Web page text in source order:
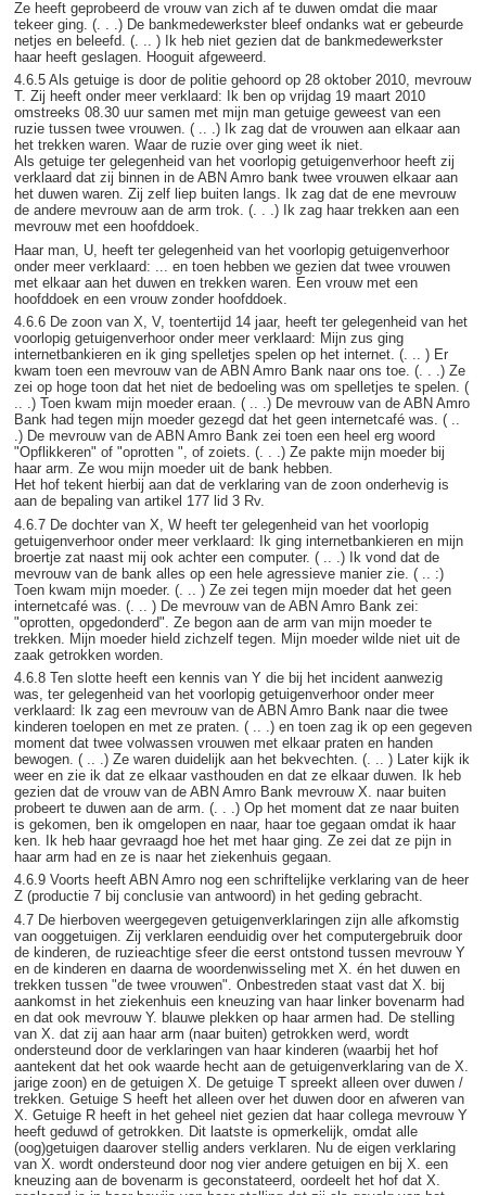
Ze heeft geprobeerd de vrouw van zich af te duwen omdat die maar
tekeer ging. (. . .) De bankmedewerkster bleef ondanks wat er gebeurde
netjes en beleefd. (. .. ) Ik heb niet gezien dat de bankmedewerkster
haar heeft geslagen. Hooguit afgeweerd.
4.6.5 Als getuige is door de politie gehoord op 28 oktober 2010, mevrouw
T. Zij heeft onder meer verklaard: Ik ben op vrijdag 19 maart 2010
omstreeks 08.30 uur samen met mijn man getuige geweest van een
ruzie tussen twee vrouwen. ( .. .) Ik zag dat de vrouwen aan elkaar aan
het trekken waren. Waar de ruzie over ging weet ik niet.
Als getuige ter gelegenheid van het voorlopig getuigenverhoor heeft zij
verklaard dat zij binnen in de ABN Amro bank twee vrouwen elkaar aan
het duwen waren. Zij zelf liep buiten langs. Ik zag dat de ene mevrouw
de andere mevrouw aan de arm trok. (. . .) Ik zag haar trekken aan een
mevrouw met een hoofddoek.
Haar man, U, heeft ter gelegenheid van het voorlopig getuigenverhoor
onder meer verklaard: ... en toen hebben we gezien dat twee vrouwen
met elkaar aan het duwen en trekken waren. Een vrouw met een
hoofddoek en een vrouw zonder hoofddoek.
4.6.6 De zoon van X, V, toentertijd 14 jaar, heeft ter gelegenheid van het
voorlopig getuigenverhoor onder meer verklaard: Mijn zus ging
internetbankieren en ik ging spelletjes spelen op het internet. (. .. ) Er
kwam toen een mevrouw van de ABN Amro Bank naar ons toe. (. . .) Ze
zei op hoge toon dat het niet de bedoeling was om spelletjes te spelen. (
.. .) Toen kwam mijn moeder eraan. ( .. .) De mevrouw van de ABN Amro
Bank had tegen mijn moeder gezegd dat het geen internetcafé was. ( ..
.) De mevrouw van de ABN Amro Bank zei toen een heel erg woord
"Opflikkeren" of "oprotten ", of zoiets. (. . .) Ze pakte mijn moeder bij
haar arm. Ze wou mijn moeder uit de bank hebben.
Het hof tekent hierbij aan dat de verklaring van de zoon onderhevig is
aan de bepaling van artikel 177 lid 3 Rv.
4.6.7 De dochter van X, W heeft ter gelegenheid van het voorlopig
getuigenverhoor onder meer verklaard: Ik ging internetbankieren en mijn
broertje zat naast mij ook achter een computer. ( .. .) Ik vond dat de
mevrouw van de bank alles op een hele agressieve manier zie. ( .. :)
Toen kwam mijn moeder. (. .. ) Ze zei tegen mijn moeder dat het geen
internetcafé was. (. .. ) De mevrouw van de ABN Amro Bank zei:
"oprotten, opgedonderd". Ze begon aan de arm van mijn moeder te
trekken. Mijn moeder hield zichzelf tegen. Mijn moeder wilde niet uit de
zaak getrokken worden.
4.6.8 Ten slotte heeft een kennis van Y die bij het incident aanwezig
was, ter gelegenheid van het voorlopig getuigenverhoor onder meer
verklaard: Ik zag een mevrouw van de ABN Amro Bank naar die twee
kinderen toelopen en met ze praten. ( .. .) en toen zag ik op een gegeven
moment dat twee volwassen vrouwen met elkaar praten en handen
bewogen. ( .. .) Ze waren duidelijk aan het bekvechten. (. .. ) Later kijk ik
weer en zie ik dat ze elkaar vasthouden en dat ze elkaar duwen. Ik heb
gezien dat de vrouw van de ABN Amro Bank mevrouw X. naar buiten
probeert te duwen aan de arm. (. . .) Op het moment dat ze naar buiten
is gekomen, ben ik omgelopen en naar, haar toe gegaan omdat ik haar
ken. Ik heb haar gevraagd hoe het met haar ging. Ze zei dat ze pijn in
haar arm had en ze is naar het ziekenhuis gegaan.
4.6.9 Voorts heeft ABN Amro nog een schriftelijke verklaring van de heer
Z (productie 7 bij conclusie van antwoord) in het geding gebracht.
4.7 De hierboven weergegeven getuigenverklaringen zijn alle afkomstig
van ooggetuigen. Zij verklaren eenduidig over het computergebruik door
de kinderen, de ruzieachtige sfeer die eerst ontstond tussen mevrouw Y
en de kinderen en daarna de woordenwisseling met X. én het duwen en
trekken tussen "de twee vrouwen". Onbestreden staat vast dat X. bij
aankomst in het ziekenhuis een kneuzing van haar linker bovenarm had
en dat ook mevrouw Y. blauwe plekken op haar armen had. De stelling
van X. dat zij aan haar arm (naar buiten) getrokken werd, wordt
ondersteund door de verklaringen van haar kinderen (waarbij het hof
aantekent dat het ook waarde hecht aan de getuigenverklaring van de X.
jarige zoon) en de getuigen X. De getuige T spreekt alleen over duwen /
trekken. Getuige S heeft het alleen over het duwen door en afweren van
X. Getuige R heeft in het geheel niet gezien dat haar collega mevrouw Y
heeft geduwd of getrokken. Dit laatste is opmerkelijk, omdat alle
(oog)getuigen daarover stellig anders verklaren. Nu de eigen verklaring
van X. wordt ondersteund door nog vier andere getuigen en bij X. een
kneuzing aan de bovenarm is geconstateerd, oordeelt het hof dat X.